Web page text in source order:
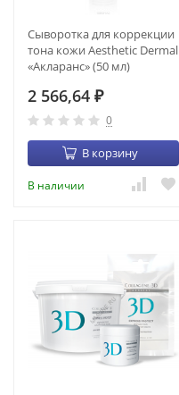
Сыворотка для коррекции
тона кожи Aesthetic Dermal
«Акларанс» (50 мл)
2 566,64 ₽
0
В корзину
В наличии